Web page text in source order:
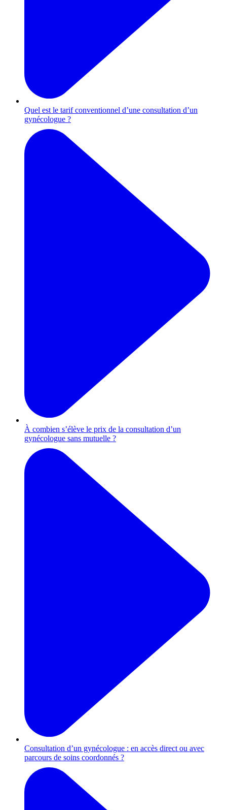
Quel est le tarif conventionnel d’une consultation d’un
gynécologue ?
À combien s’élève le prix de la consultation d’un
gynécologue sans mutuelle ?
Consultation d’un gynécologue : en accès direct ou avec
parcours de soins coordonnés ?